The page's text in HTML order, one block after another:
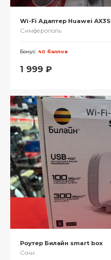
Wi-Fi Адаптер Huawei AX3S
Симферополь
Бонус: 40 баллов
1 999 ₽
Роутер Билайн smart box
Сочи